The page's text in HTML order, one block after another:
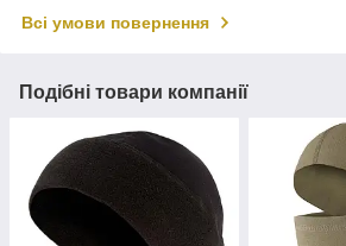
Всі умови повернення
Подібні товари компанії